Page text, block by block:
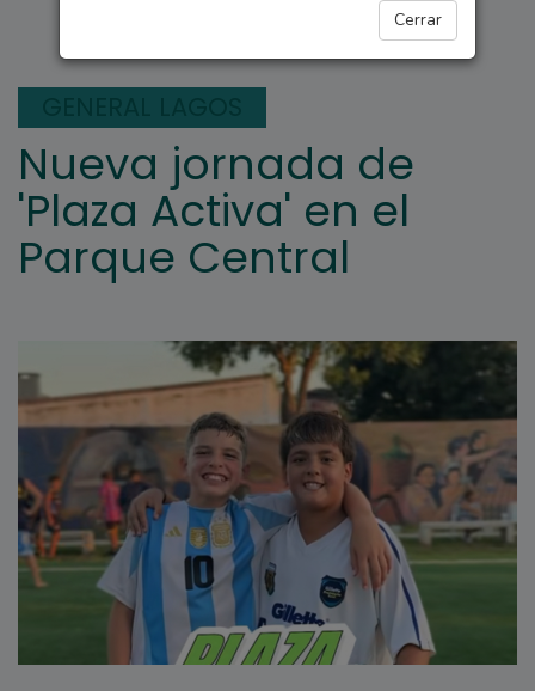
Cerrar
Nueva jornada de
'Plaza Activa' en el
Parque Central